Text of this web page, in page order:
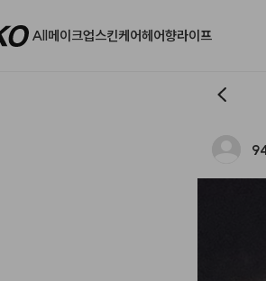
All메이크업스킨케어헤어향라이프